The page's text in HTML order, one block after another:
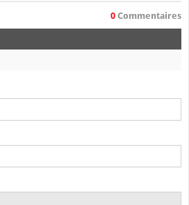
0 Commentaires